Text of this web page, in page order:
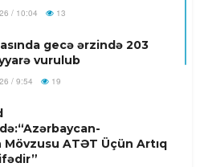
/ 10:04 13
gecə ərzində 203
vurulub
/ 9:54 19
Mövzusu ATƏT Üçün Artıq